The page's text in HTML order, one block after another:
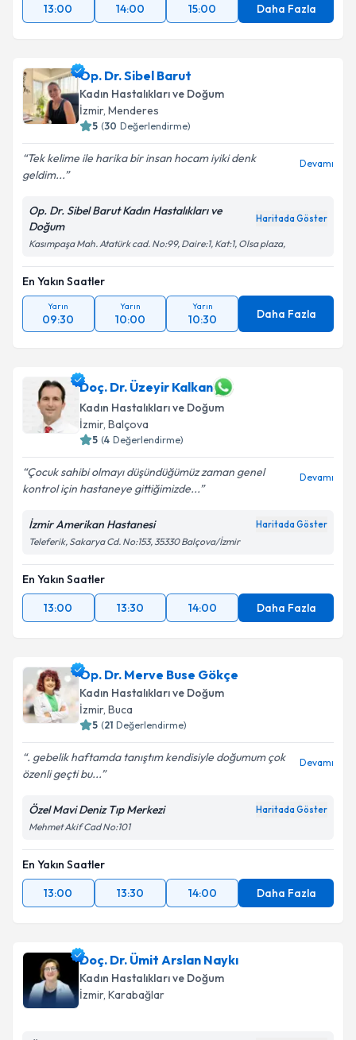
13:00
14:00 15:00 Daha Fazla
Op. Dr. Sibel Barut
Kadın Hastalıkları ve Doğum
İzmir, Menderes
5 (30 Değerlendirme)
Tek kelime ile harika bir insan hocam iyiki denk
geldim...
Devamı
Op. Dr. Sibel Barut Kadın Hastalıkları ve
Doğum
Haritada Göster
Kasımpaşa Mah. Atatürk cad. No:99, Daire:1, Kat:1, Olsa plaza,
En Yakın Saatler
Yarın
09:30
Yarın
10:00
Yarın
10:30 Daha Fazla
Doç. Dr. Üzeyir Kalkan
Kadın Hastalıkları ve Doğum
İzmir, Balçova
5 (4 Değerlendirme)
Çocuk sahibi olmayı düşündüğümüz zaman genel
kontrol için hastaneye gittiğimizde...
Devamı
İzmir Amerikan Hastanesi Haritada Göster
Teleferik, Sakarya Cd. No:153, 35330 Balçova/İzmir
En Yakın Saatler
13:00
13:30 14:00 Daha Fazla
Op. Dr. Merve Buse Gökçe
Kadın Hastalıkları ve Doğum
İzmir, Buca
5 (21 Değerlendirme)
. gebelik haftamda tanıştım kendisiyle doğumum çok
özenli geçti bu...
Devamı
Özel Mavi Deniz Tıp Merkezi Haritada Göster
Mehmet Akif Cad No:101
En Yakın Saatler
13:00
13:30 14:00 Daha Fazla
Doç. Dr. Ümit Arslan Naykı
Kadın Hastalıkları ve Doğum
İzmir, Karabağlar